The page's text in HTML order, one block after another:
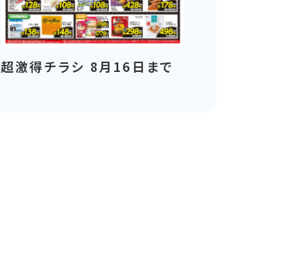
超激得チラシ 8月16日まで